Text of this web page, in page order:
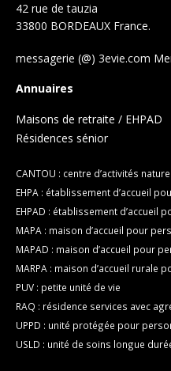
42 rue de tauzia
33800 BORDEAUX France.
messagerie (@) 3evie.com
Annuaires
Maisons de retraite / EHPAD
Résidences sénior
CANTOU : centre d’activités
EHPA : établissement d’accueil
EHPAD : établissement d’accueil
MAPA : maison d’accueil pour
MAPAD : maison d’accueil pour
MARPA : maison d’accueil rurale
PUV : petite unité de vie
RAQ : résidence services avec
UPPD : unité protégée pour
USLD : unité de soins longue